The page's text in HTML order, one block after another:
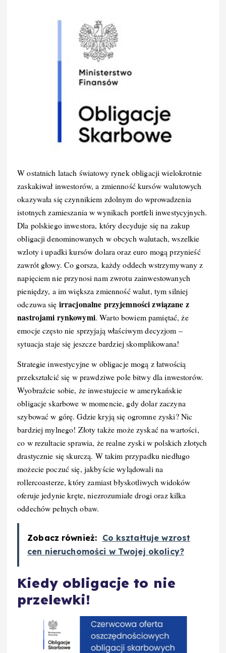
W ostatnich latach światowy rynek obligacji wielokrotnie
zaskakiwał inwestorów, a zmienność kursów walutowych
okazywała się czynnikiem zdolnym do wprowadzenia
istotnych zamieszania w wynikach portfeli inwestycyjnych.
Dla polskiego inwestora, który decyduje się na zakup
obligacji denominowanych w obcych walutach, wszelkie
wzloty i upadki kursów dolara oraz euro mogą przynieść
zawrót głowy. Co gorsza, każdy oddech wstrzymywany z
napięciem nie przynosi nam zwrotu zainwestowanych
pieniędzy, a im większa zmienność walut, tym silniej
odczuwa się irracjonalne przyjemności związane z
nastrojami rynkowymi. Warto bowiem pamiętać, że
emocje często nie sprzyjają właściwym decyzjom –
sytuacja staje się jeszcze bardziej skomplikowana!
Strategie inwestycyjne w obligacje mogą z łatwością
przekształcić się w prawdziwe pole bitwy dla inwestorów.
Wyobraźcie sobie, że inwestujecie w amerykańskie
obligacje skarbowe w momencie, gdy dolar zaczyna
szybować w górę. Gdzie kryją się ogromne zyski? Nic
bardziej mylnego! Złoty także może zyskać na wartości,
co w rezultacie sprawia, że realne zyski w polskich złotych
drastycznie się skurczą. W takim przypadku niedługo
możecie poczuć się, jakbyście wylądowali na
rollercoasterze, który zamiast błyskotliwych widoków
oferuje jedynie kręte, niezrozumiałe drogi oraz kilka
oddechów pełnych obaw.
Zobacz również: Co kształtuje wzrost
cen nieruchomości w Twojej okolicy?
Kiedy obligacje to nie
przelewki!